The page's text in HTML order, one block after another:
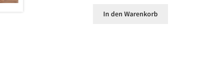
In den Warenkorb